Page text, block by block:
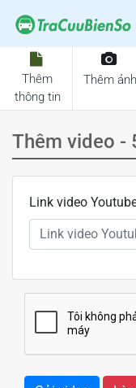
Thêm
thông tin
Thêm ảnh
Thêm video -
Link video